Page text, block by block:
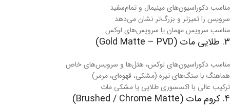
مناسب دکوراسیون‌های مینیمال و تمام‌سفید
سرویس را تمیزتر و بزرگ‌تر نشان می‌دهد
مناسب سرویس مهمان یا سرویس‌های لوکس
3. طلایی مات (Gold Matte – PVD)
مناسب دکوراسیون‌های لوکس، هتل‌ها و سرویس‌های خاص
هماهنگ با سنگ‌های تیره (مشکی، قهوه‌ای، مرمر)
ترکیب عالی با اکسسوری طلایی یا مشکی مات
4. کروم مات (Brushed / Chrome Matte)